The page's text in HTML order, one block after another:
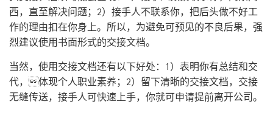
西，直至解决问题；2）接手人不联系你，把后头做不好工
作的理由扣在你身上。所以，为避免可预见的不良后果，强
烈建议使用书面形式的交接文档。
当然，使用交接文档还有以下好处：1）表明你有总结和交
代，体现个人职业素养；2）留下清晰的交接文档，交接
无缝传送，接手人可快速上手，你就可申请提前离开公司。